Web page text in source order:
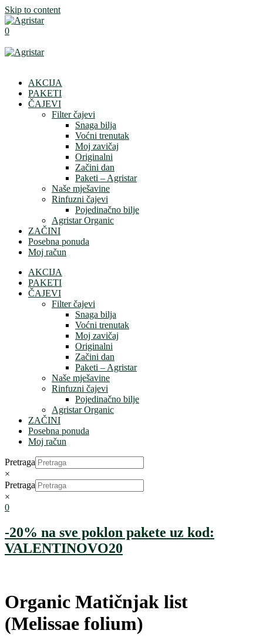
Skip to content
0
AKCIJA
PAKETI
ČAJEVI
Filter čajevi
Snaga bilja
Voćni trenutak
Moj zavičaj
Originalni
Začini dan
Paketi – Agristar
Naše mješavine
Rinfuzni čajevi
Pojedinačno bilje
Agristar Organic
ZAČINI
Posebna ponuda
Moj račun
AKCIJA
PAKETI
ČAJEVI
Filter čajevi
Snaga bilja
Voćni trenutak
Moj zavičaj
Originalni
Začini dan
Paketi – Agristar
Naše mješavine
Rinfuzni čajevi
Pojedinačno bilje
Agristar Organic
ZAČINI
Posebna ponuda
Moj račun
Pretraga
×
Pretraga
×
0
-20% na sve poklon pakete uz kod:
VALENTINOVO20
Organic Matičnjak list
(Melissae folium)